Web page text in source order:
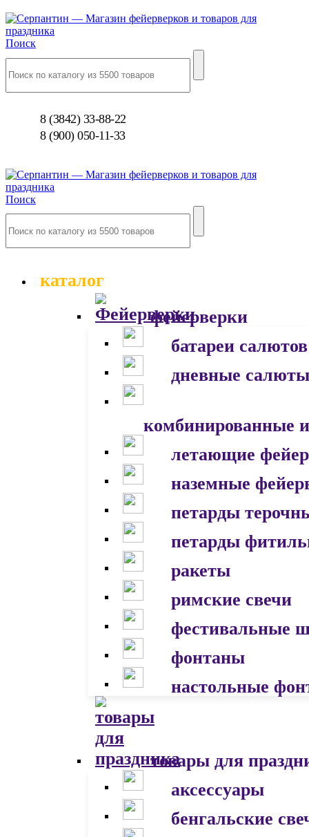
Поиск
8 (3842) 33-88-22
8 (900) 050-11-33
Поиск
каталог
фейерверки
батареи салютов
дневные салюты
комбинированные
летающие
наземные
петарды
петарды
ракеты
римские свечи
фестивальные
фонтаны
настольные
товары для
аксессуары
бенгальские